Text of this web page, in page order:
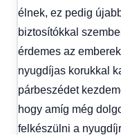
élnek, ez pedig
biztosítókkal
érdemes az
nyugdíjas korukkal
párbeszédet
hogy amíg még
felkészülni a